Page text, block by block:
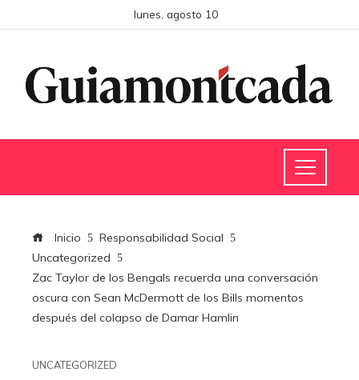
lunes, agosto 10
Inicio
Responsabilidad Social
Uncategorized
Zac Taylor de los Bengals recuerda una conversación
oscura con Sean McDermott de los Bills momentos
después del colapso de Damar Hamlin
UNCATEGORIZED